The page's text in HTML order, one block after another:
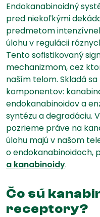
Endokanabinoidný
pred niekoľkými
predmetom
úlohu v regulácii
Tento sofistikovaný
mechanizmom, cez
naším telom. Skladá
komponentov:
endokanabinoidov a
syntézu a degradáciu.
pozrieme práve na
úlohu majú v našom
o endokanabinoidoch,
a kanabinoidy.
Čo sú
receptory?